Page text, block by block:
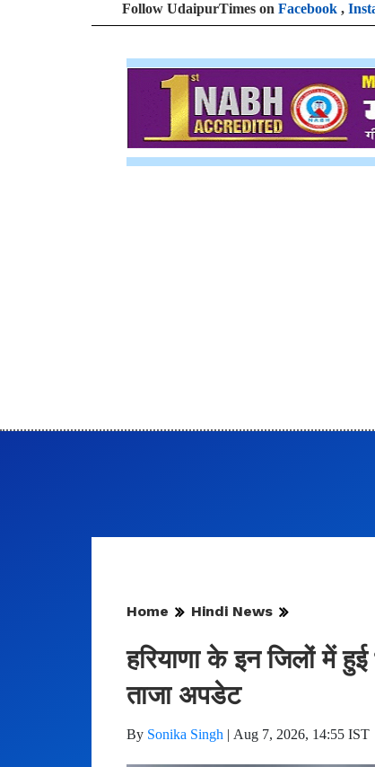
Follow UdaipurTimes on Facebook ,
Home Hindi News
हरियाणा के इन जिलों में हुई
ताजा अपडेट
By Sonika Singh | Aug 7, 2026, 14:55 IST